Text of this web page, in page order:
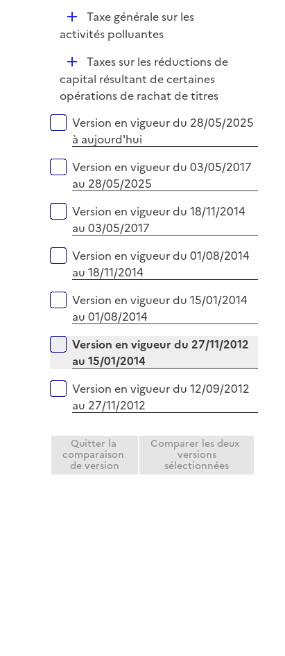
D
é
i
e
r
Taxe générale sur les
activités polluantes
D
é
p
i
e
r
Taxes sur les réductions de
capital résultant de certaines
opérations de rachat de titres
Versions sur la période
Version en vigueur du 28/05/2025
à aujourd'hui
Version en vigueur du 03/05/2017
au 28/05/2025
Version en vigueur du 18/11/2014
au 03/05/2017
Version en vigueur du 01/08/2014
au 18/11/2014
Version en vigueur du 15/01/2014
au 01/08/2014
Version en vigueur du 27/11/2012
au 15/01/2014
Version en vigueur du 12/09/2012
au 27/11/2012
Quitter la
comparaison
de version
Comparer les deux
versions
sélectionnées